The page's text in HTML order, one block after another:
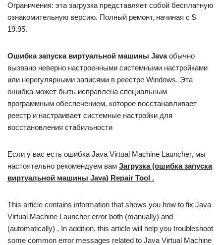
Ограничения: эта загрузка представляет собой бесплатную
ознакомительную версию. Полный ремонт, начиная с $
19.95.
Ошибка запуска виртуальной машины Javaобычно
вызвано неверно настроенными системными настройками
или нерегулярными записями в реестре Windows. Эта
ошибка может быть исправлена ​​специальным
программным обеспечением, которое восстанавливает
реестр и настраивает системные настройки для
восстановления стабильности
Если у вас есть ошибка Java Virtual Machine Launcher, мы
настоятельно рекомендуем вам Загрузка (ошибка запуска
виртуальной машины Java) Repair Tool .
This article contains information that shows you how to fix Java
Virtual Machine Launcher error both (manually) and
(automatically) , In addition, this article will help you troubleshoot
some common error messages related to Java Virtual Machine